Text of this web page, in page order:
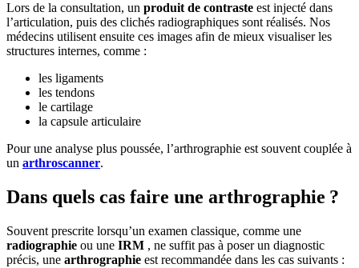
Lors de la consultation, un produit de contraste est injecté dans
l’articulation, puis des clichés radiographiques sont réalisés. Nos
médecins utilisent ensuite ces images afin de mieux visualiser les
structures internes, comme :
les ligaments
les tendons
le cartilage
la capsule articulaire
Pour une analyse plus poussée, l’arthrographie est souvent couplée à
un arthroscanner.
Dans quels cas faire une arthrographie ?
Souvent prescrite lorsqu’un examen classique, comme une
radiographie ou une IRM , ne suffit pas à poser un diagnostic
précis, une arthrographie est recommandée dans les cas suivants :